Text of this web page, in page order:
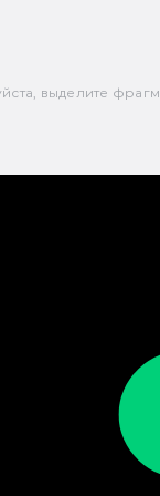
выделите